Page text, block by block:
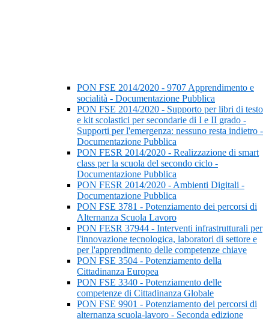
PON FSE 2014/2020 - 9707 Apprendimento e
socialità - Documentazione Pubblica
PON FSE 2014/2020 - Supporto per libri di testo
e kit scolastici per secondarie di I e II grado -
Supporti per l'emergenza: nessuno resta indietro -
Documentazione Pubblica
PON FESR 2014/2020 - Realizzazione di smart
class per la scuola del secondo ciclo -
Documentazione Pubblica
PON FESR 2014/2020 - Ambienti Digitali -
Documentazione Pubblica
PON FSE 3781 - Potenziamento dei percorsi di
Alternanza Scuola Lavoro
PON FESR 37944 - Interventi infrastrutturali per
l'innovazione tecnologica, laboratori di settore e
per l'apprendimento delle competenze chiave
PON FSE 3504 - Potenziamento della
Cittadinanza Europea
PON FSE 3340 - Potenziamento delle
competenze di Cittadinanza Globale
PON FSE 9901 - Potenziamento dei percorsi di
alternanza scuola-lavoro - Seconda edizione